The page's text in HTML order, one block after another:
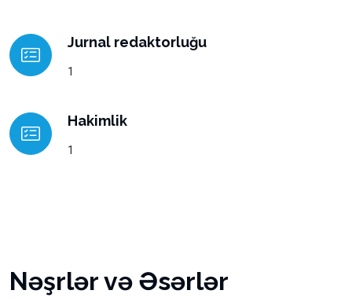
Jurnal redaktorluğu
1
Hakimlik
1
Nəşrlər və Əsərlər